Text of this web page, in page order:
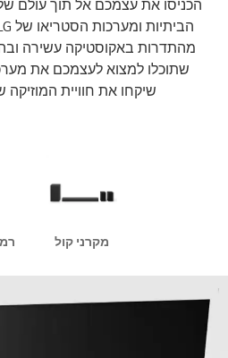
הכניסו את עצמכם אל תוך עולם
מהתדרות באקוסטיקה עשירה
שתוכלו למצוא לעצמכם את
שיקחו את חוויית
מקרני קול